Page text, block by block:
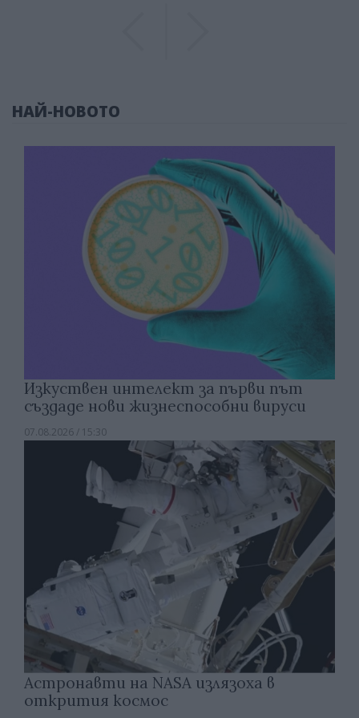
НАЙ-НОВОТО
Изкуствен интелект за първи път
създаде нови жизнеспособни вируси
07.08.2026 / 15:30
Астронавти на NASA излязоха в
открития космос